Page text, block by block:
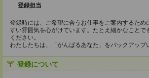
登録担当
登録時には、ご希望に合うお仕事をご案内するため
すい雰囲気を心がけています。たとえ細かなことで
ください。
わたしたちは、「がんばるあなた」をバックアップ
登録について